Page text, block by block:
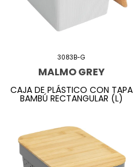
3083B-G
MALMO GREY
CAJA DE PLÁSTICO CON TAPA
BAMBÚ RECTANGULAR (L)